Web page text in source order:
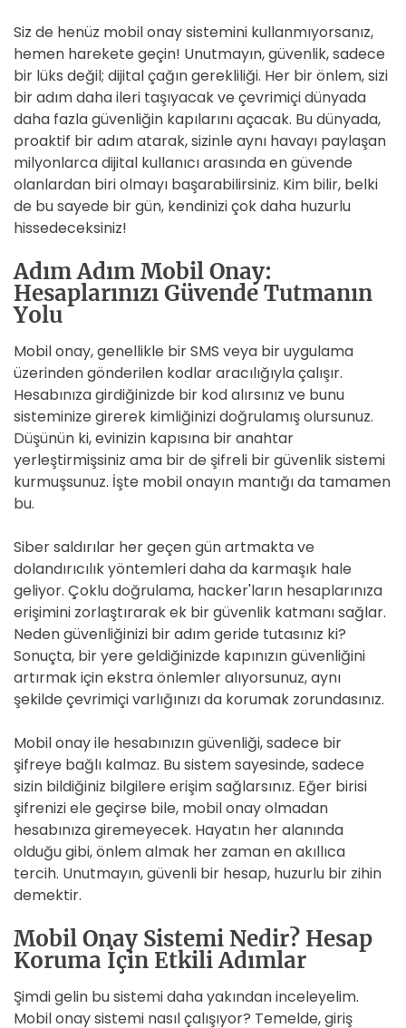
Siz de henüz mobil onay sistemini kullanmıyorsanız,
hemen harekete geçin! Unutmayın, güvenlik, sadece
bir lüks değil; dijital çağın gerekliliği. Her bir önlem, sizi
bir adım daha ileri taşıyacak ve çevrimiçi dünyada
daha fazla güvenliğin kapılarını açacak. Bu dünyada,
proaktif bir adım atarak, sizinle aynı havayı paylaşan
milyonlarca dijital kullanıcı arasında en güvende
olanlardan biri olmayı başarabilirsiniz. Kim bilir, belki
de bu sayede bir gün, kendinizi çok daha huzurlu
hissedeceksiniz!
Adım Adım Mobil Onay:
Hesaplarınızı Güvende Tutmanın
Yolu
Mobil onay, genellikle bir SMS veya bir uygulama
üzerinden gönderilen kodlar aracılığıyla çalışır.
Hesabınıza girdiğinizde bir kod alırsınız ve bunu
sisteminize girerek kimliğinizi doğrulamış olursunuz.
Düşünün ki, evinizin kapısına bir anahtar
yerleştirmişsiniz ama bir de şifreli bir güvenlik sistemi
kurmuşsunuz. İşte mobil onayın mantığı da tamamen
bu.
Siber saldırılar her geçen gün artmakta ve
dolandırıcılık yöntemleri daha da karmaşık hale
geliyor. Çoklu doğrulama, hacker'ların hesaplarınıza
erişimini zorlaştırarak ek bir güvenlik katmanı sağlar.
Neden güvenliğinizi bir adım geride tutasınız ki?
Sonuçta, bir yere geldiğinizde kapınızın güvenliğini
artırmak için ekstra önlemler alıyorsunuz, aynı
şekilde çevrimiçi varlığınızı da korumak zorundasınız.
Mobil onay ile hesabınızın güvenliği, sadece bir
şifreye bağlı kalmaz. Bu sistem sayesinde, sadece
sizin bildiğiniz bilgilere erişim sağlarsınız. Eğer birisi
şifrenizi ele geçirse bile, mobil onay olmadan
hesabınıza giremeyecek. Hayatın her alanında
olduğu gibi, önlem almak her zaman en akıllıca
tercih. Unutmayın, güvenli bir hesap, huzurlu bir zihin
demektir.
Mobil Onay Sistemi Nedir? Hesap
Koruma İçin Etkili Adımlar
Şimdi gelin bu sistemi daha yakından inceleyelim.
Mobil onay sistemi nasıl çalışıyor? Temelde, giriş